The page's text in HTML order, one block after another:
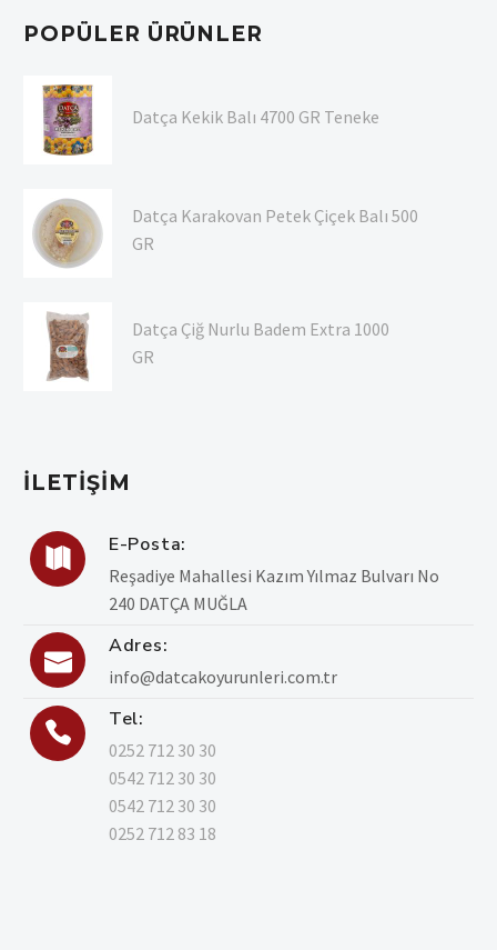
POPÜLER ÜRÜNLER
Datça Kekik Balı 4700 GR Teneke
Datça Karakovan Petek Çiçek Balı 500
GR
Datça Çiğ Nurlu Badem Extra 1000
GR
İLETIŞIM
 E-Posta:
Reşadiye Mahallesi Kazım Yılmaz Bulvarı No
240 DATÇA MUĞLA
 Adres:
info@datcakoyurunleri.com.tr
 Tel:
0252 712 30 30
0542 712 30 30
0542 712 30 30
0252 712 83 18